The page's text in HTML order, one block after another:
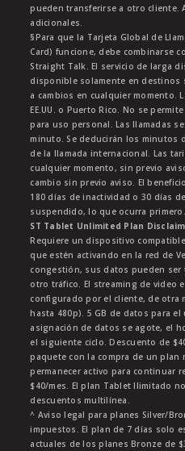
pueden transferirse a otro cliente.
adicionales.
§Para que la Tarjeta Global de
Card) funcione, debe combinarse
Straight Talk. El servicio de larga
disponible solamente en destinos
a cambios en cualquier momento.
EE.UU. o Puerto Rico. No se
para uso personal. Las llamadas
minuto. Se deducirán los minutos
de la llamada internacional. Las
cualquier momento, sin previo
cambio sin previo aviso. El
180 días de inactividad o 30 días
suspendido, lo que ocurra
ST Tablet Unlimited Plan
Requiere un dispositivo
que estén activando en la red de
congestión, sus datos pueden ser
otro tráfico. El streaming de video
configurado por el cliente, de otra
hasta 480p). 5 GB de datos para
asignación de datos se agote, el
el siguiente ciclo. Descuento de
paquete con la compra de un plan
permanecer activo para continuar
$40/mes. El plan Tablet Ilimitado
descuentos multilínea.
^ Aviso legal para planes Silver/
impuestos. El plan de 7 días solo
actuales de los planes Bronze de